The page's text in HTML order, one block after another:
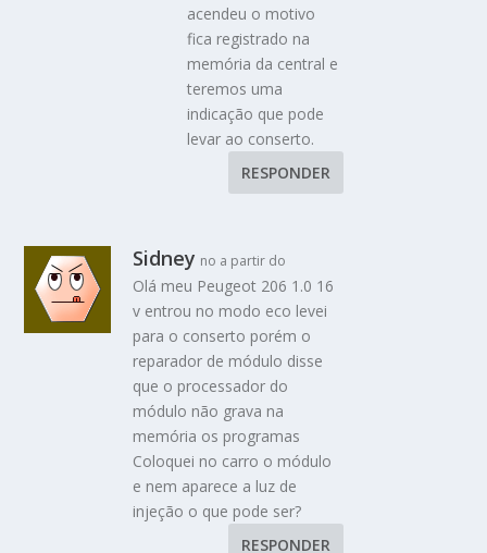
acendeu o motivo
fica registrado na
memória da central e
teremos uma
indicação que pode
levar ao conserto.
RESPONDER
Sidney no a partir do
Olá meu Peugeot 206 1.0 16
v entrou no modo eco levei
para o conserto porém o
reparador de módulo disse
que o processador do
módulo não grava na
memória os programas
Coloquei no carro o módulo
e nem aparece a luz de
injeção o que pode ser?
RESPONDER